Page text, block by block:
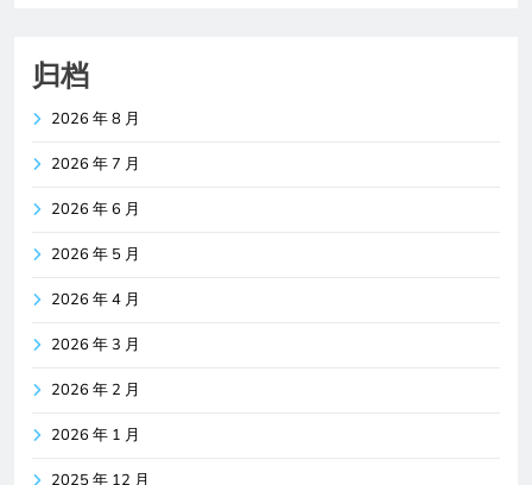
归档
2026 年 8 月
2026 年 7 月
2026 年 6 月
2026 年 5 月
2026 年 4 月
2026 年 3 月
2026 年 2 月
2026 年 1 月
2025 年 12 月